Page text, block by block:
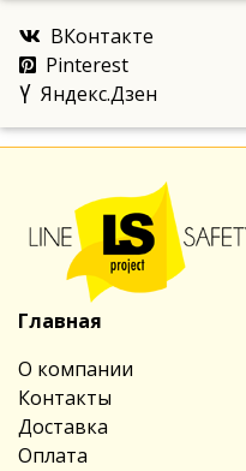
ВКонтакте
Pinterest
Яндекс.Дзен
Главная
О компании
Контакты
Доставка
Оплата